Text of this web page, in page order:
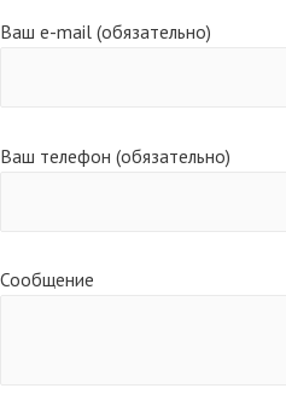
Ваш e-mail (обязательно)
Ваш телефон (обязательно)
Сообщение